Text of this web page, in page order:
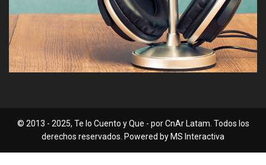
© 2013 - 2025, Te lo Cuento y Que - por CnAr Latam. Todos los
derechos reservados. Powered by MS Interactiva